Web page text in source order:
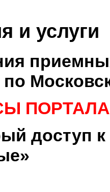
и услуги
по
доступ